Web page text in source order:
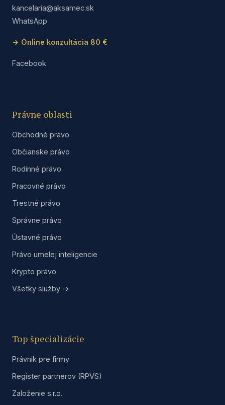
kancelaria@aksamec.sk
WhatsApp
→ Online konzultácia 80 €
Facebook
Právne oblasti
Obchodné právo
Občianske právo
Rodinné právo
Pracovné právo
Trestné právo
Správne právo
Ústavné právo
Právo umelej inteligencie
Krypto právo
Všetky služby →
Top špecializácie
Právnik pre firmy
Register partnerov (RPVS)
Založenie s.r.o.